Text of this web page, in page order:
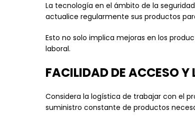
La tecnología en el ámbito de la
actualice regularmente sus productos
Esto no solo implica mejoras en los
laboral.
FACILIDAD DE ACCESO
Considera la logística de trabajar con el
suministro constante de productos